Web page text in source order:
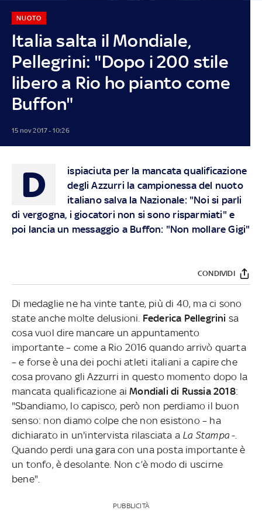
Italia salta il Mondiale,
Pellegrini: "Dopo i 200 stile
libero a Rio ho pianto come
Buffon"
NUOTO
15 nov 2017 - 10:26
D
ispiaciuta per la mancata qualificazione
degli Azzurri la campionessa del nuoto
italiano salva la Nazionale: "Noi si parli
di vergogna, i giocatori non si sono risparmiati" e
poi lancia un messaggio a Buffon: "Non mollare Gigi"
CONDIVIDI
Di medaglie ne ha vinte tante, più di 40, ma ci sono
state anche molte delusioni. Federica Pellegrini sa
cosa vuol dire mancare un appuntamento
importante – come a Rio 2016 quando arrivò quarta
– e forse è una dei pochi atleti italiani a capire che
cosa provano gli Azzurri in questo momento dopo la
mancata qualificazione aiMondiali di Russia 2018:
"Sbandiamo, lo capisco, però non perdiamo il buon
senso: non diamo colpe che non esistono – ha
dichiarato in un'intervista rilasciata a La Stampa-.
Quando perdi una gara con una posta importante è
un tonfo, è desolante. Non c’è modo di uscirne
bene".
PUBBLICITÀ